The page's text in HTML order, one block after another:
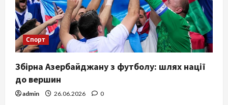
мандрівника
Спорт
Збірна Азербайджану з футболу: шлях нації
до вершин
admin 26.06.2026 0